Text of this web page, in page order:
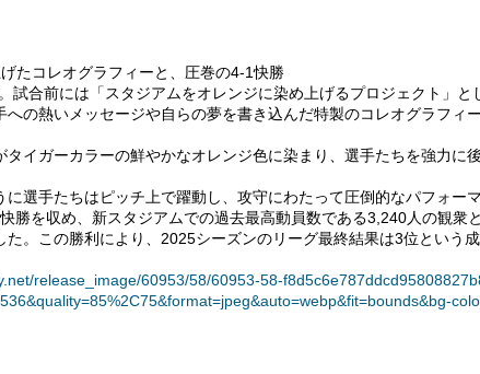
たコレオグラフィーと、圧巻の4-1快勝
試合前には「スタジアムをオレンジに染め上げるプロジェクト」と
の熱いメッセージや自らの夢を書き込んだ特製のコレオグラフィー
イガーカラーの鮮やかなオレンジ色に染まり、選手たちを強力に後
選手たちはピッチ上で躍動し、攻守にわたって圧倒的なパフォーマ
勝を収め、新スタジアムでの過去最高動員数である3,240人の観衆と
た。この勝利により、2025シーズンのリーグ最終結果は3位という成
release_image/60953/58/60953-58-